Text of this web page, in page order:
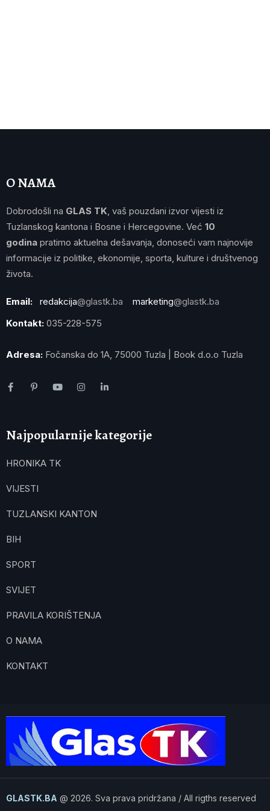
O NAMA
Dobrodošli na GLAS TK , vaš pouzdani izvor vijesti iz
Tuzlanskog kantona i Bosne i Hercegovine. Već 10
godina pratimo aktuelna dešavanja, donoseći vam najnovije
informacije iz politike, ekonomije, sporta, kulture i društvenog
života.
Email: redakcija@glastk.ba marketing@glastk.ba
Kontakt: 035-228-575
Adresa: Fočanska do 1A, 75000 Tuzla | Book d.o.o Tuzla
Najpopularnije kategorije
HRONIKA TK
VIJESTI
TUZLANSKI KANTON
BIH
SPORT
SVIJET
PRAVILA KORIŠTENJA
O NAMA
KONTAKT
GLASTK.BA @ 2026. Sva prava pridržana / All rigths reserved